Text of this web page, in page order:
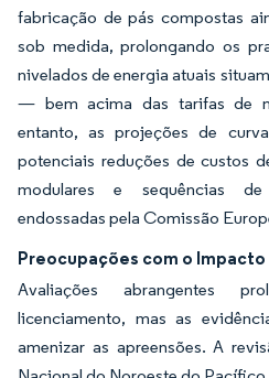
fabricação de pás compostas
sob medida, prolongando os
nivelados de energia atuais
— bem acima das tarifas de
entanto, as projeções de
potenciais reduções de custos
modulares e sequências de
endossadas pela Comissão
Preocupações com o
Avaliações abrangentes
licenciamento, mas as
amenizar as apreensões. A